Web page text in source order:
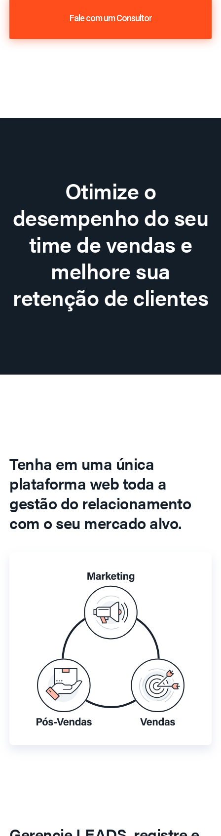
Fale com um Consultor
Otimize o
desempenho do seu
time de vendas e
melhore sua
retenção de clientes
Tenha em uma única
plataforma web toda a
gestão do relacionamento
com o seu mercado alvo.